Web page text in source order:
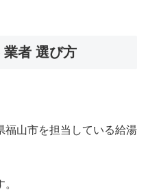
業者 選び方
福山市を担当している給湯